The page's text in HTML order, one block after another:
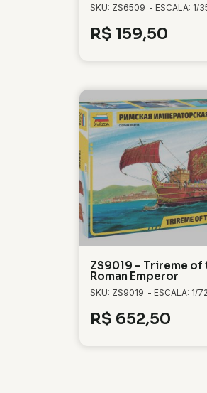
SKU: ZS6509 - ESCALA: 1/
R$ 159,50
ZS9019 – Trireme of
Roman Emperor
SKU: ZS9019 - ESCALA: 1/72
R$ 652,50